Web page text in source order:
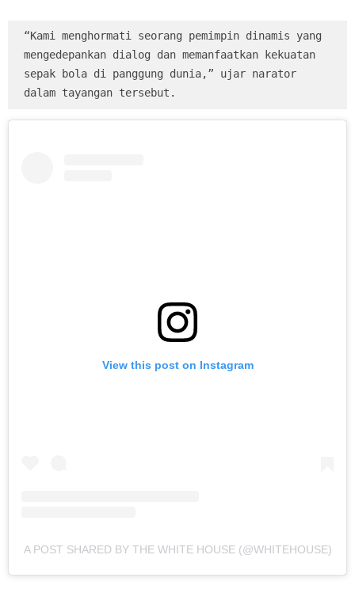
“Kami menghormati seorang pemimpin dinamis yang
mengedepankan dialog dan memanfaatkan kekuatan
sepak bola di panggung dunia,” ujar narator
dalam tayangan tersebut.
View this post on Instagram
A POST SHARED BY THE WHITE HOUSE (@WHITEHOUSE)